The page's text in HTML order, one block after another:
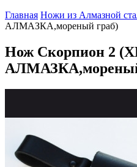
Главная Ножи из Алмазной
АЛМАЗКА,мореный граб)
Нож Скорпион 2